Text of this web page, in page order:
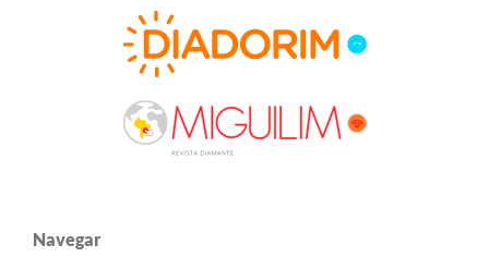
Navegar